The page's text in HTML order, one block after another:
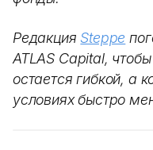
Редакция Steppe
ATLAS Capital,
остается гибкой, а
условиях быстро